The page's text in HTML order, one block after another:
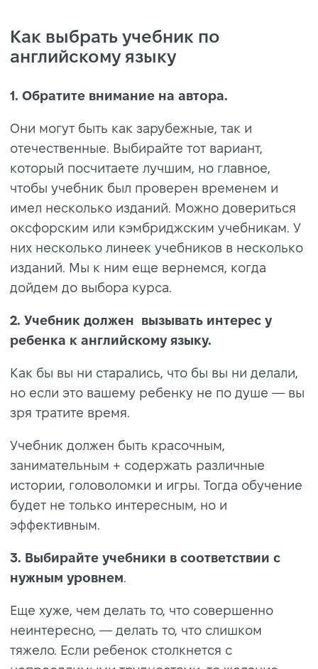
Как выбрать учебник по
английскому языку
1. Обратите внимание на автора.
Они могут быть как зарубежные, так и
отечественные. Выбирайте тот вариант,
который посчитаете лучшим, но главное,
чтобы учебник был проверен временем и
имел несколько изданий. Можно довериться
оксфорским или кэмбриджским учебникам. У
них несколько линеек учебников в несколько
изданий. Мы к ним еще вернемся, когда
дойдем до выбора курса.
2. Учебник должен вызывать интерес у
ребенка к английскому языку.
Как бы вы ни старались, что бы вы ни делали,
но если это вашему ребенку не по душе — вы
зря тратите время.
Учебник должен быть красочным,
занимательным + содержать различные
истории, головоломки и игры. Тогда обучение
будет не только интересным, но и
эффективным.
3. Выбирайте учебники в соответствии с
нужным уровнем.
Еще хуже, чем делать то, что совершенно
неинтересно, — делать то, что слишком
тяжело. Если ребенок столкнется с